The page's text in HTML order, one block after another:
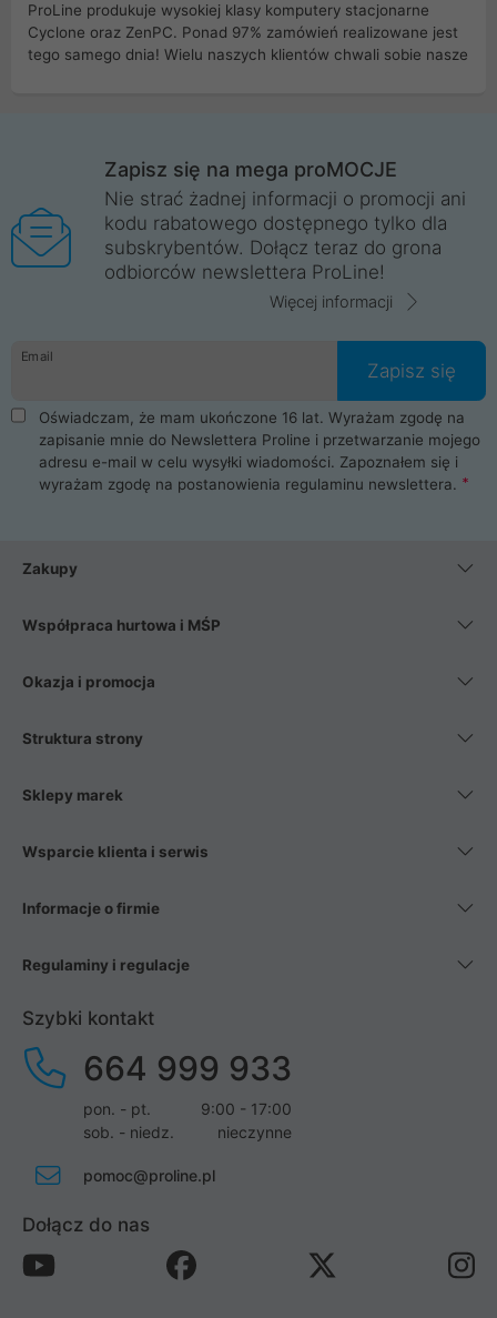
ProLine produkuje wysokiej klasy komputery stacjonarne
Cyclone oraz ZenPC. Ponad 97% zamówień realizowane jest
tego samego dnia! Wielu naszych klientów chwali sobie nasze
Wrocław, Poznań, Legnica, Katowice, Gliwice, Kalisz, Bytom,
Trzebnica, Opole. Szybka i profesjonalna obsługa!
ProLine to polska firma ze 100% polskim kapitałem. Działamy
legalnie i płacimy podatki w naszym kraju! Posiadamy siedzibę
główną w Mirkowie oraz salony na terenie kraju. Cała
komunikacja ze sklepem komputerowym ProLine jest
danych osobowych. Dlatego zakup notebooka albo laptopa w
ProLine to czysta przyjemność i pełne bezpieczeństwo.
Zaopatrzysz się u nas w akcesoria i części komputerowe
takie jak procesory, karty graficzne, płyty główne, pamięci,
dyski SSD, M.2 oraz HDD. Nasi pracownicy pomogą Ci wybrać
najlepszy zasilacz komputerowy oraz obudowę do komputera.
Poza komputerami mamy również najlepsze na rynku
Smartfony takich producentów jak Xiaomi, Apple, Samsung i
wentylatory. Na koniec mając już to wszystko, możesz
Zapisz się na mega proMOCJE
Nie strać żadnej informacji o promocji ani
kodu rabatowego dostępnego tylko dla
subskrybentów. Dołącz teraz do grona
odbiorców newslettera ProLine!
Więcej informacji
Email
Zapisz się
Oświadczam, że mam ukończone 16 lat. Wyrażam zgodę na
zapisanie mnie do Newslettera Proline i przetwarzanie mojego
adresu e-mail w celu wysyłki wiadomości. Zapoznałem się i
wyrażam zgodę na postanowienia regulaminu newslettera.
Zakupy
Współpraca hurtowa i MŚP
Okazja i promocja
Struktura strony
Sklepy marek
Wsparcie klienta i serwis
Informacje o firmie
Regulaminy i regulacje
Szybki kontakt
664 999 933
pon. - pt.
9:00 - 17:00
sob. - niedz.
nieczynne
pomoc@proline.pl
Dołącz do nas